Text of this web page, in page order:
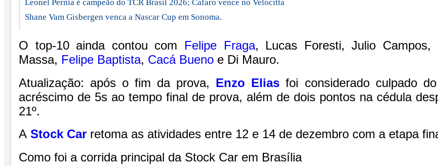
Leonel Pernía é campeão do TCR Brasil 2026; Cafaro vence no Velocitta
Shane Vam Gisbergen venca a Nascar Cup em Sonoma.
O top-10 ainda contou com Felipe Fraga, Lucas Foresti, Julio Campos,
Massa, Felipe Baptista, Cacá Bueno e Di Mauro.
Atualização: após o fim da prova, Enzo Elias foi considerado culpado
acréscimo de 5s ao tempo final de prova, além de dois pontos na cédula
21º.
A Stock Car retoma as atividades entre 12 e 14 de dezembro com a etapa
Como foi a corrida principal da Stock Car em Brasília